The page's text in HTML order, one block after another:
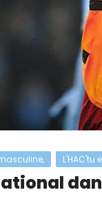
, L'HAC'tu